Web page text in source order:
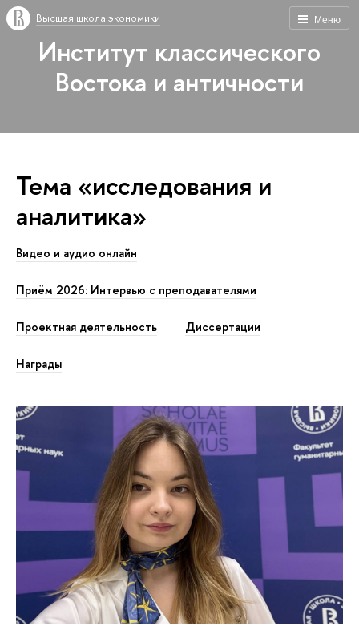
Меню
Высшая школа экономики
Институт классического
Востока и античности
Тема «исследования и
аналитика»
Видео и аудио онлайн
Приём 2026: Интервью с преподавателями
Проектная деятельность Диссертации
Награды